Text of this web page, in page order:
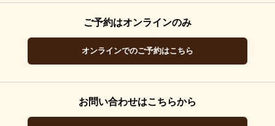
ご予約はオンラインのみ
オンラインでのご予約はこちら
お問い合わせはこちらから